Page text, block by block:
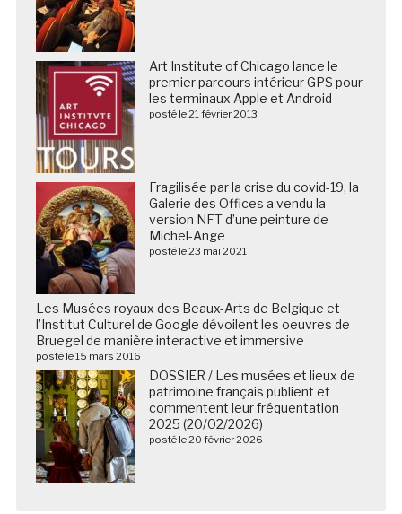
Art Institute of Chicago lance le
premier parcours intérieur GPS pour
les terminaux Apple et Android
posté le 21 février 2013
Fragilisée par la crise du covid-19, la
Galerie des Offices a vendu la
version NFT d’une peinture de
Michel-Ange
posté le 23 mai 2021
Les Musées royaux des Beaux-Arts de Belgique et
l’Institut Culturel de Google dévoilent les oeuvres de
Bruegel de manière interactive et immersive
posté le 15 mars 2016
DOSSIER / Les musées et lieux de
patrimoine français publient et
commentent leur fréquentation
2025 (20/02/2026)
posté le 20 février 2026